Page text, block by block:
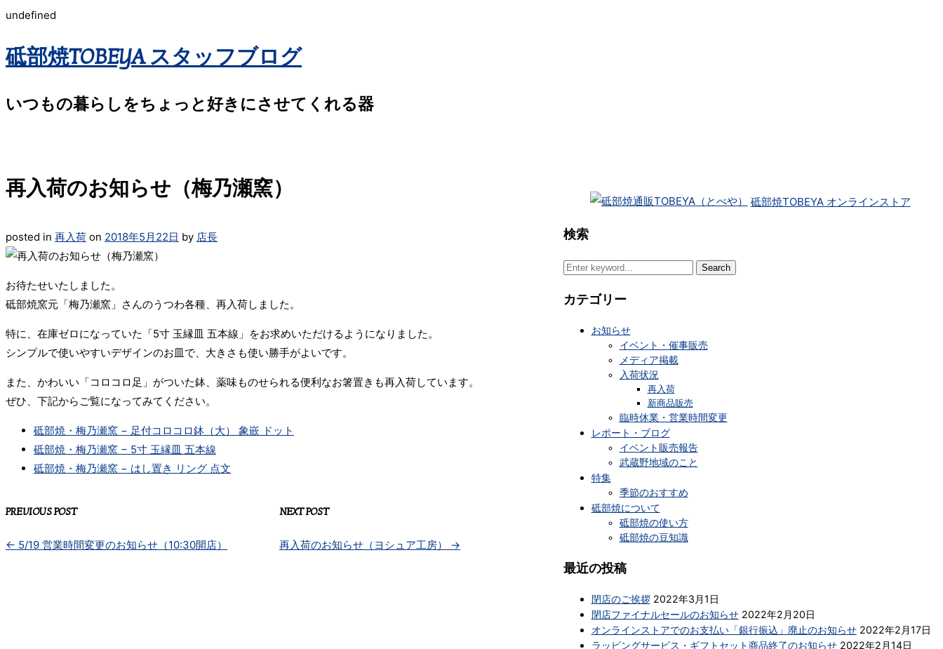
undefined
砥部焼TOBEYA スタッフブログ
いつもの暮らしをちょっと好きにさせてくれる器
再入荷のお知らせ（梅乃瀬窯）
posted in 再入荷 on 2018年5月22日 by 店長
お待たせいたしました。
砥部焼窯元「梅乃瀬窯」さんのうつわ各種、再入荷しました。
特に、在庫ゼロになっていた「5寸 玉縁皿 五本線」をお求めいただけるようになりました。
シンプルで使いやすいデザインのお皿で、大きさも使い勝手がよいです。
また、かわいい「コロコロ足」がついた鉢、薬味ものせられる便利なお箸置きも再入荷しています。
ぜひ、下記からご覧になってみてください。
砥部焼・梅乃瀬窯 − 足付コロコロ鉢（大） 象嵌 ドット
砥部焼・梅乃瀬窯 − 5寸 玉縁皿 五本線
砥部焼・梅乃瀬窯 − はし置き リング 点文
PREVIOUS POST
← 5/19 営業時間変更のお知らせ（10:30開店）
NEXT POST
再入荷のお知らせ（ヨシュア工房） →
砥部焼TOBEYA オンラインストア
検索
Search
カテゴリー
お知らせ
イベント・催事販売
メディア掲載
入荷状況
再入荷
新商品販売
臨時休業・営業時間変更
レポート・ブログ
イベント販売報告
武蔵野地域のこと
特集
季節のおすすめ
砥部焼について
砥部焼の使い方
砥部焼の豆知識
最近の投稿
閉店のご挨拶 2022年3月1日
閉店ファイナルセールのお知らせ 2022年2月20日
オンラインストアでのお支払い「銀行振込」廃止のお知らせ 2022年2月17日
ラッピングサービス・ギフトセット商品終了のお知らせ 2022年2月14日